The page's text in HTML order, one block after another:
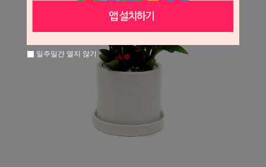
일주일간 열지 않기